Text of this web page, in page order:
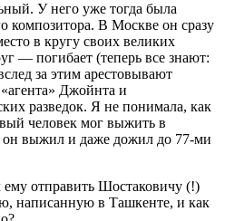
У него уже тогда была
композитора. В Москве он сразу
в кругу своих великих
— погибает (теперь все знают:
за этим арестовывают
Джойнта и
разведок. Я не понимала, как
человек мог выжить в
он выжил и даже дожил до 77-ми
ему отправить Шостаковичу (!)
написанную в Ташкенте, и как